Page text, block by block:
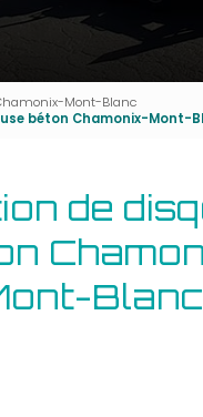
Mont-Blanc
béton Chamonix-Mont-
de
Blanc